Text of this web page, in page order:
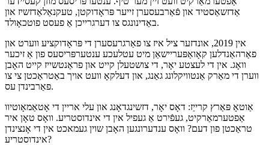
אַדזשאַסטיד און פֿאַרבעסערן זייער פּראָדוקטן, טעקנאַלאַדזשיז און
באַדינונגס צו דערגרייכן אַ פעסט פוטכאָולד.
אין 2019, אונדזער ציל איז צו פאַרגרעסערן די פּראָדוקציע ווערט און
פאַרהאַנדלען קאָואַפּעריישאַן מיט עטלעכע ענטערפּריסעס פון אַ זיכער
וואָג. אין די לעצטע יאָר, די צושטעלן קייט און פראַנטשייז קייט האָבן
ווערן די מאַרק אַנטוויקלונג גאַנג, און דעלקאָ וועט אויך באַטראַכטן צי צו
פאַרבינדן עס.
אַוטאָ פּאַרץ קרייַז: דאָס יאָר, דזשינגדאָנג און עלי אריין די אָטאַמאָוטיוו
אַפטערמאַרקיט, געפֿירט אַ געפיל אין די אינדוסטריע. וואָס טאָן איר
טראַכטן פון דעם? וואָס ענדערונגען האָבן שוין געמאכט אין די אָנצינדן
אינדוסטריע?